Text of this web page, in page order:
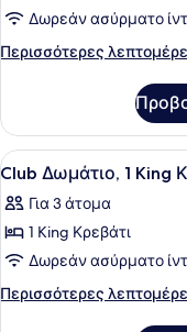
Deluxe
Δίκλινο
2
Μονά
Κρεβάτια
(City
View)
Δωρεάν ασύρματο
Περισσότερες
Περισσότερες
Δίκλινο
Δωμάτιο
(Twin),
Μονά
Κρεβάτια
View)
Προβολή
όλων
των
φωτογραφιών
για
Club
2
Club Δωμάτιο, 1 King
Για 3 άτομα
1 King Κρεβάτι
Δωρεάν ασύρματο
Περισσότερες
Περισσότερες